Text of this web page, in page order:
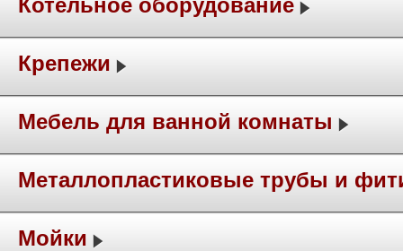
Котельное оборудование
Крепежи
Мебель для ванной комнаты
Металлопластиковые трубы и
Мойки